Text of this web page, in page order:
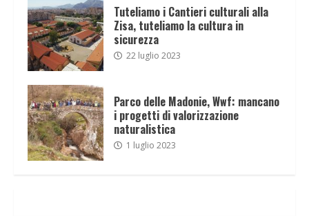
Tuteliamo i Cantieri culturali alla
Zisa, tuteliamo la cultura in
sicurezza
22 luglio 2023
Parco delle Madonie, Wwf: mancano
i progetti di valorizzazione
naturalistica
1 luglio 2023